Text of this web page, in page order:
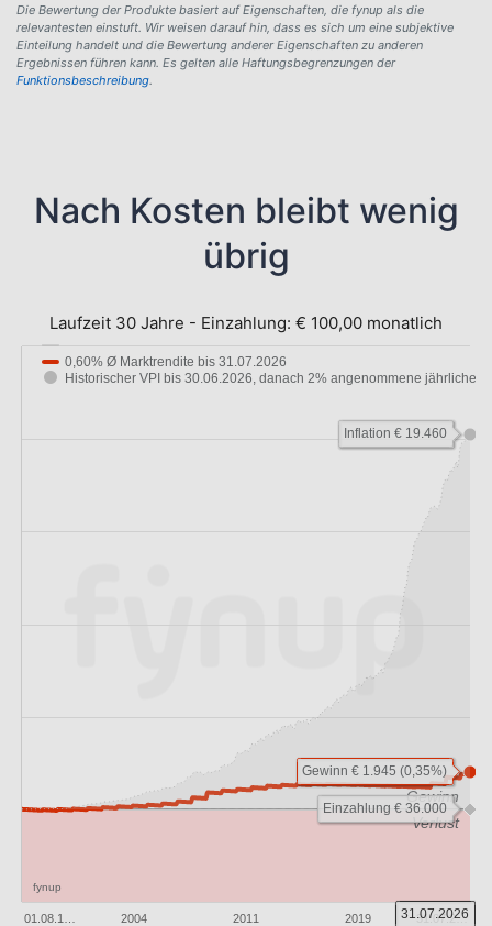
Die Bewertung der Produkte basiert auf Eigenschaften, die fynup als die
relevantesten einstuft. Wir weisen darauf hin, dass es sich um eine subjektive
Einteilung handelt und die Bewertung anderer Eigenschaften zu anderen
Ergebnissen führen kann. Es gelten alle Haftungsbegrenzungen der
Funktionsbeschreibung.
Nach Kosten bleibt wenig
übrig
Laufzeit 30 Jahre - Einzahlung: € 100,00 monatlich
Gewinn
Verlust
fynup
0,60% Ø Marktrendite bis 31.07.2026
Historischer VPI bis 30.06.2026, danach 2% angenommene jährliche…
01.08.1… 2004 2011 2019 31.07.2…
31.07.2026
Einzahlung € 36.000
Gewinn € 1.945 (0,35%)
Inflation € 19.460